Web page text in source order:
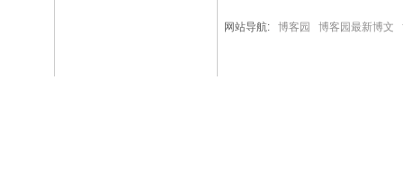
网站导航: 博客园 博客园最新博文